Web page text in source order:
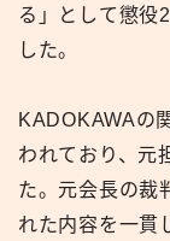
る」として懲役
した。
KADOKAWAの
われており、元
た。元会長の裁
れた内容を一貫